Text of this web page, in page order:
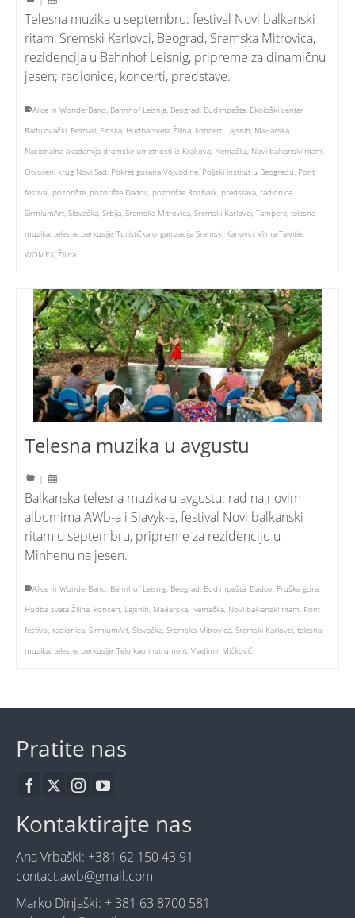
Telesna muzika u septembru: festival Novi balkanski
ritam, Sremski Karlovci, Beograd, Sremska Mitrovica,
rezidencija u Bahnhof Leisnig, pripreme za dinamičnu
jesen; radionice, koncerti, predstave.
Alice in WonderBand, Bahnhof Leisnig, Beograd, Budimpešta, Ekološki centar
Radulovački, Festival, Finska, Hudba sveta Žilina, koncert, Lajsnih, Mađarska,
Nacionalna akademija dramske umetnosti iz Krakova, Nemačka, Novi balkanski ritam,
Otvoreni krug Novi Sad, Pokret gorana Vojvodine, Poljski institut u Beogradu, Pont
festival, pozorište, pozorište Dadov, pozorište Rozbark, predstava, radionica,
SirmiumArt, Slovačka, Srbija, Sremska Mitrovica, Sremski Karlovci, Tampere, telesna
muzika, telesne perkusije, Turistička organizacija Sremski Karlovci, Vilma Talvitie,
WOMEX, Žilina
Telesna muzika u avgustu
|
Balkanska telesna muzika u avgustu: rad na novim
albumima AWb-a i Slavyk-a, festival Novi balkanski
ritam u septembru, pripreme za rezidenciju u
Minhenu na jesen.
Alice in WonderBand, Bahnhof Leisnig, Beograd, Budimpešta, Dadov, Fruška gora,
Hudba sveta Žilina, koncert, Lajsnih, Mađarska, Nemačka, Novi balkanski ritam, Pont
festival, radionica, SirmiumArt, Slovačka, Sremska Mitrovica, Sremski Karlovci, telesna
muzika, telesne perkusije, Telo kao instrument, Vladimir Mićković
Pratite nas
Kontaktirajte nas
Ana Vrbaški: +381 62 150 43 91
contact.awb@gmail.com
Marko Dinjaški: + 381 63 8700 581